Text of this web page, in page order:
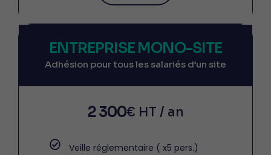
ENTREPRISE MONO-SITE
Adhésion pour tous les salariés d’un site
2 300€ HT / an
Veille réglementaire ( x5 pers.)